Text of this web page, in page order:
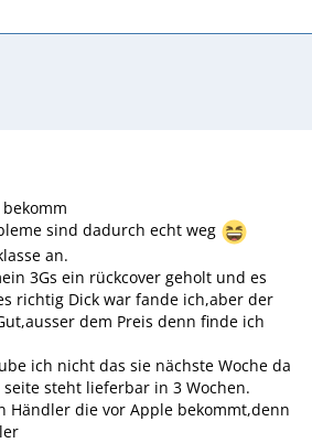
sind dadurch echt weg
an.
3Gs ein rückcover geholt und es
richtig Dick war fande ich,aber der
dem Preis denn finde ich
ich nicht das sie nächste Woche da
steht lieferbar in 3 Wochen.
Händler die vor Apple bekommt,denn